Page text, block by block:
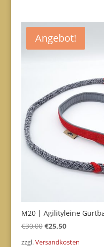
Angebot!
M20 | Agilityleine
€30,00 Ursprünglicher
€25,50Aktueller
zzgl.Versandkosten